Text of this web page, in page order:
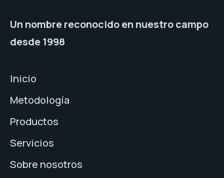
Un nombre reconocido en nuestro campo
desde 1998
Inicio
Metodología
Productos
Servicios
Sobre nosotros